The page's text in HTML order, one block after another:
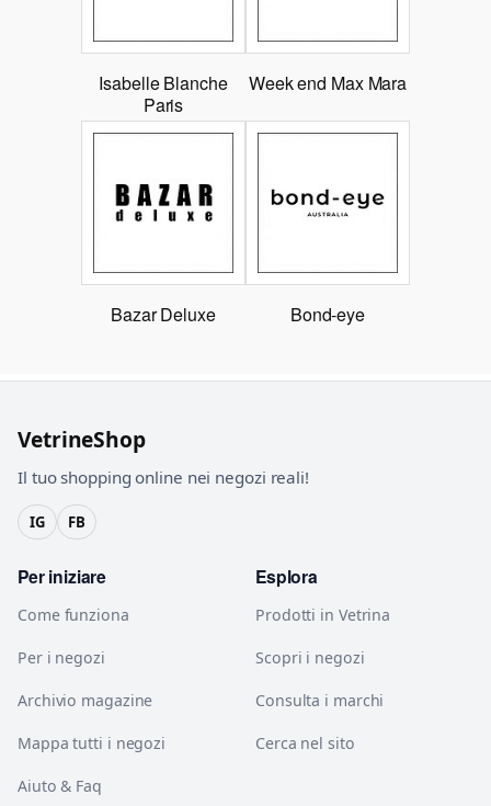
Isabelle Blanche
Paris
Week end Max Mara
Bazar Deluxe Bond-eye
VetrineShop
Il tuo shopping online nei negozi reali!
IG FB
Per iniziare
Come funziona
Per i negozi
Archivio magazine
Mappa tutti i negozi
Aiuto & Faq
Esplora
Prodotti in Vetrina
Scopri i negozi
Consulta i marchi
Cerca nel sito